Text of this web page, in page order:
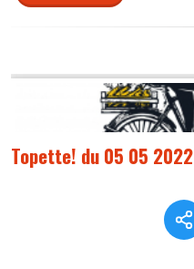
Topette! du 05 05 2022